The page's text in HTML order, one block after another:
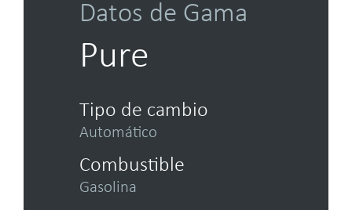
Datos de Gama
Pure
Tipo de cambio
Automático
Combustible
Gasolina